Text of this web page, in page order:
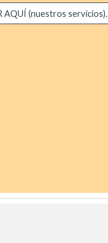
AQUÍ (nuestros servicios).